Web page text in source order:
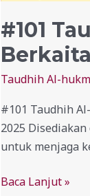
#101
Taudhih Al-
#101 Taudhih
2025
untuk menjaga
Baca Lanjut »